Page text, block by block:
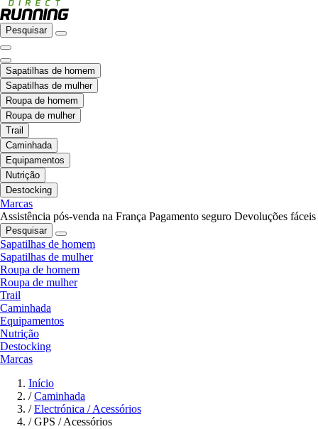
Pesquisar
Sapatilhas de homem
Sapatilhas de mulher
Roupa de homem
Roupa de mulher
Trail
Caminhada
Equipamentos
Nutrição
Destocking
Marcas
Assistência pós-venda na França Pagamento seguro Devoluções fáceis
Pesquisar
Sapatilhas de homem
Sapatilhas de mulher
Roupa de homem
Roupa de mulher
Trail
Caminhada
Equipamentos
Nutrição
Destocking
Marcas
Início
/ Caminhada
/ Electrónica / Acessórios
/ GPS / Acessórios